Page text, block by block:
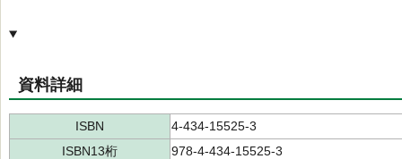
資料詳細
ISBN
4-434-15525-3
ISBN13桁
978-4-434-15525-3